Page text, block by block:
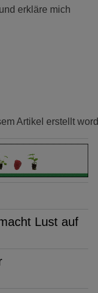
erkläre mich
Artikel erstellt
Lust auf